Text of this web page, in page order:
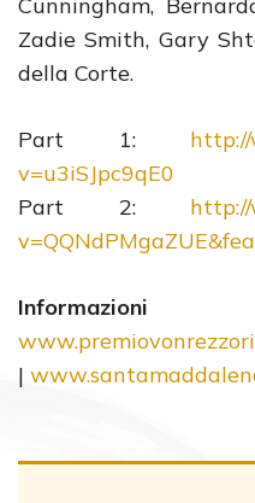
Zadie Smith, Gary
della Corte.
Part 1:
v=u3iSJpc9qE0
Part 2:
Informazioni
|